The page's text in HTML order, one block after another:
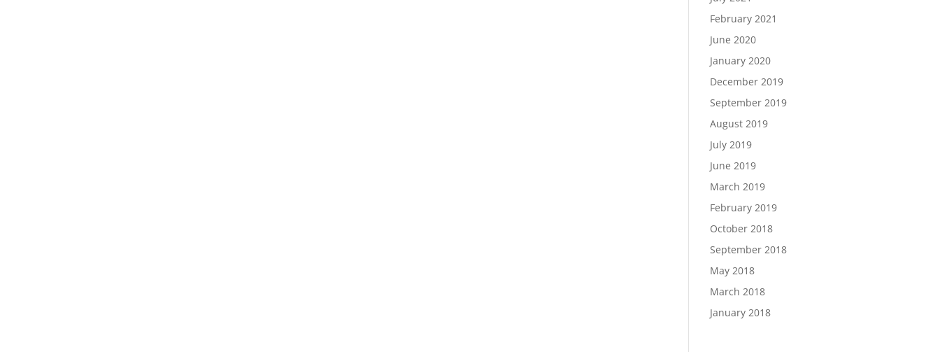
February 2021
June 2020
January 2020
December 2019
September 2019
August 2019
July 2019
June 2019
March 2019
February 2019
October 2018
September 2018
May 2018
March 2018
January 2018